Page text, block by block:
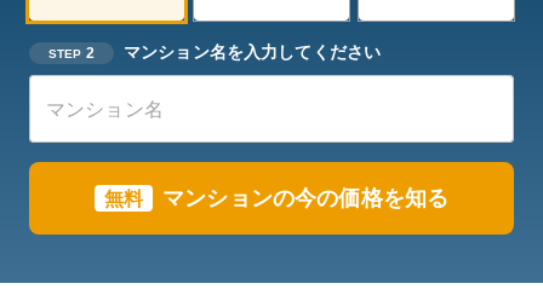
STEP 2 マンション名を入力してください
無料 マンションの今の価格を知る